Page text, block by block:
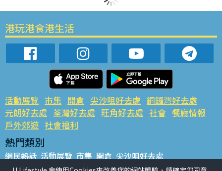
港玩港食港生活
活動展覽 市集 開倉 尖沙咀好去處 銅鑼灣好去處
元朗好去處 荃灣好去處 旺角好去處 社會 餐廳情報
戶外郊遊 社會福利
熱門類別
網民熱話 活動展覽 市集 開倉 尖沙咀好去處
銅鑼灣好去處 元朗好去處 荃灣好去處 旺角好去處 社會